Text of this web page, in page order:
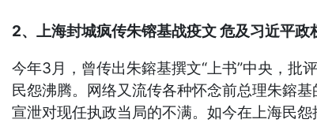
2、上海封城疯传朱镕基战疫文 危及习近平政
今年3月，曾传出朱鎔基撰文“上书”中央，批
民怨沸腾。网络又流传各种怀念前总理朱鎔
宣泄对现任执政当局的不满。如今在上海民